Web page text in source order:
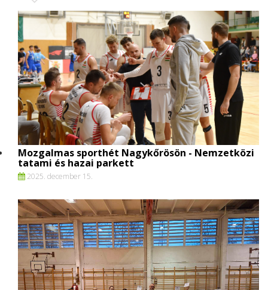
Mozgalmas sporthét Nagykőrösön - Nemzetközi
tatami és hazai parkett
2025. december 15.